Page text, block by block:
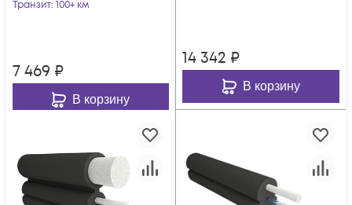
Транзит: 100+ км
7 469 ₽
В корзину
14 342 ₽
В корзину